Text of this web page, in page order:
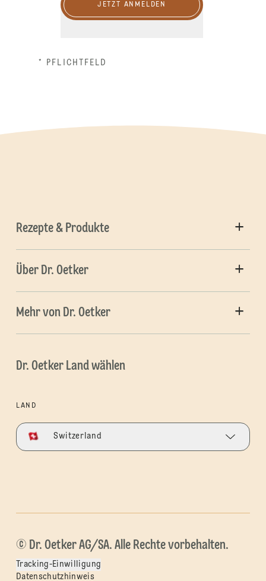
JETZT ANMELDEN
* PFLICHTFELD
Rezepte & Produkte
Über Dr. Oetker
Mehr von Dr. Oetker
Dr. Oetker Land wählen
LAND
Switzerland
© Dr. Oetker AG/SA. Alle Rechte vorbehalten.
Tracking-Einwilligung
Datenschutzhinweis